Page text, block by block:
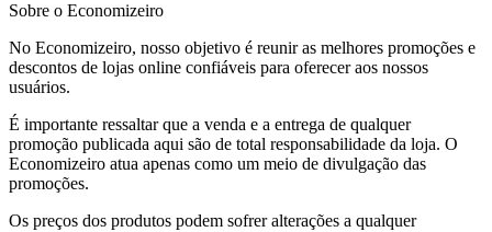
Sobre o Economizeiro
No Economizeiro, nosso objetivo é reunir as melhores promoções e
descontos de lojas online confiáveis para oferecer aos nossos
usuários.
É importante ressaltar que a venda e a entrega de qualquer
promoção publicada aqui são de total responsabilidade da loja. O
Economizeiro atua apenas como um meio de divulgação das
promoções.
Os preços dos produtos podem sofrer alterações a qualquer